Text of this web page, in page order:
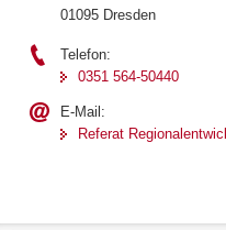
01095 Dresden
Telefon:
0351 564-50440
E-Mail:
Referat